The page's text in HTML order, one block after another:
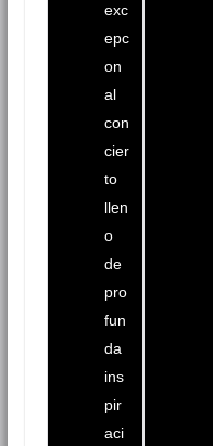
exc
epc
on
al
con
cier
to
llen
o
de
pro
fun
da
ins
pir
aci